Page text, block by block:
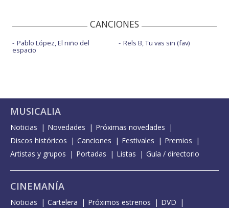
CANCIONES
Pablo López, El niño del
espacio
Rels B, Tu vas sin (fav)
MUSICALIA
Noticias Novedades
Próximas novedades
Discos históricos
Canciones Festivales
Premios
Artistas y grupos
Portadas Listas Guía / directorio
CINEMANÍA
Noticias Cartelera Próximos estrenos
DVD